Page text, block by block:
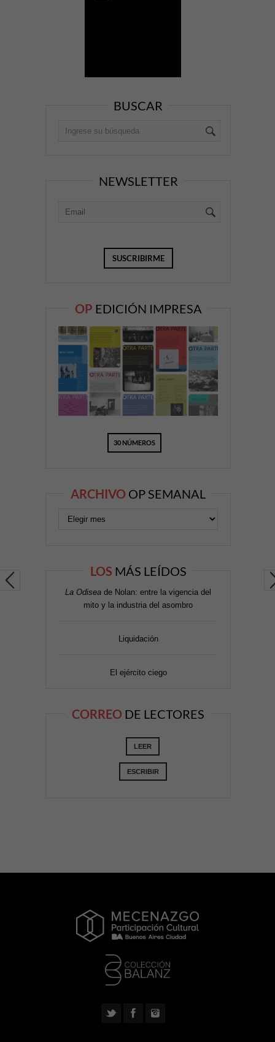
BUSCAR
NEWSLETTER
OP EDICIÓN IMPRESA
30 NÚMEROS
ARCHIVO OP SEMANAL
LOS MÁS LEÍDOS
La Odisea de Nolan: entre la vigencia del
mito y la industria del asombro
Liquidación
El ejército ciego
CORREO DE LECTORES
LEER
ESCRIBIR